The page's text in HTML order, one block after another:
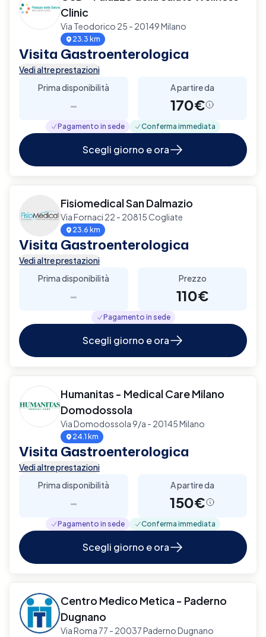
Clinic
Via Teodorico 25 - 20149 Milano
23.3 km
Visita Gastroenterologica
Vedi altre prestazioni
Prima disponibilità
-
A partire da
170€
Pagamento in sede Conferma immediata
Scegli giorno e ora
Fisiomedical San Dalmazio
Via Fornaci 22 - 20815 Cogliate
23.6 km
Visita Gastroenterologica
Vedi altre prestazioni
Prima disponibilità
-
Prezzo
110€
Pagamento in sede
Scegli giorno e ora
Humanitas - Medical Care Milano
Domodossola
Via Domodossola 9/a - 20145 Milano
24.1 km
Visita Gastroenterologica
Vedi altre prestazioni
Prima disponibilità
-
A partire da
150€
Pagamento in sede Conferma immediata
Scegli giorno e ora
Centro Medico Metica - Paderno
Dugnano
Via Roma 77 - 20037 Paderno Dugnano